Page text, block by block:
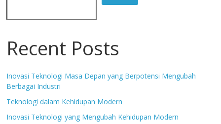
Recent Posts
Inovasi Teknologi Masa Depan yang Berpotensi Mengubah
Berbagai Industri
Teknologi dalam Kehidupan Modern
Inovasi Teknologi yang Mengubah Kehidupan Modern